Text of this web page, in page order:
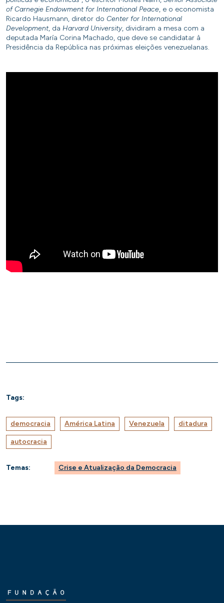
of Carnegie Endowment for International Peace, e o economista
Ricardo Hausmann, diretor do Center for International
Development, da Harvard University, dividiram a mesa com a
deputada María Corina Machado, que deve se candidatar à
Presidência da República nas próximas eleições venezuelanas.
Tags:
democracia América Latina Venezuela ditadura
autocracia
Temas: Crise e Atualização da Democracia